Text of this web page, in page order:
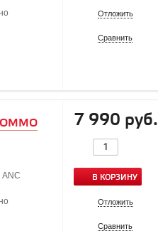
Отложить
Сравнить
7 990 руб.
В КОРЗИНУ
Отложить
Сравнить